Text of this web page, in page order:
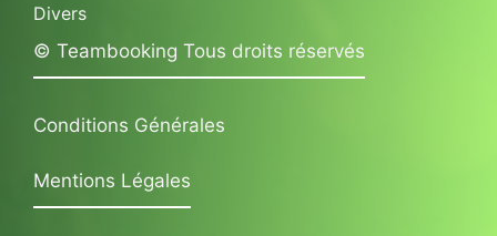
Divers
© Teambooking Tous droits réservés
Conditions Générales
Mentions Légales